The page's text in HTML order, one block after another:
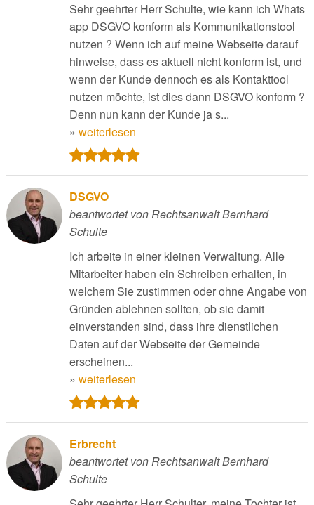
Sehr geehrter Herr Schulte, wie kann ich Whats
app DSGVO konform als Kommunikationstool
nutzen ? Wenn ich auf meine Webseite darauf
hinweise, dass es aktuell nicht konform ist, und
wenn der Kunde dennoch es als Kontakttool
nutzen möchte, ist dies dann DSGVO konform ?
Denn nun kann der Kunde ja s...
» weiterlesen
DSGVO
beantwortet von Rechtsanwalt Bernhard
Schulte
Ich arbeite in einer kleinen Verwaltung. Alle
Mitarbeiter haben ein Schreiben erhalten, in
welchem Sie zustimmen oder ohne Angabe von
Gründen ablehnen sollten, ob sie damit
einverstanden sind, dass ihre dienstlichen
Daten auf der Webseite der Gemeinde
erscheinen...
» weiterlesen
Erbrecht
beantwortet von Rechtsanwalt Bernhard
Schulte